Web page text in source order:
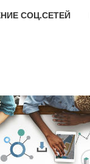
СОЦ.СЕТЕЙ